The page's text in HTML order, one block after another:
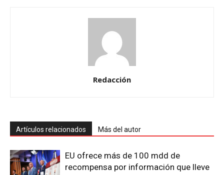
Redacción
Artículos relacionados Más del autor
EU ofrece más de 100 mdd de
recompensa por información que lleve